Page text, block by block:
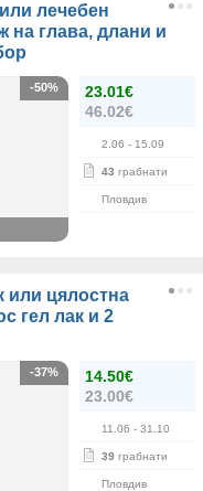
лечебен
на глава, длани и
23.01€
46.02€
2.06 - 15.09
43 грабнати
Пловдив
-50%
или цялостна
гел лак и 2
14.50€
23.00€
11.06 - 31.10
39 грабнати
Пловдив
-37%